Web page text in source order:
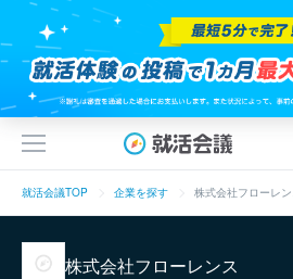
就活会議TOP 企業を探す 株式会社フローレ
株式会社フローレンス